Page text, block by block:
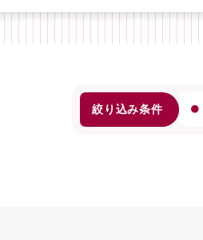
絞り込み条件